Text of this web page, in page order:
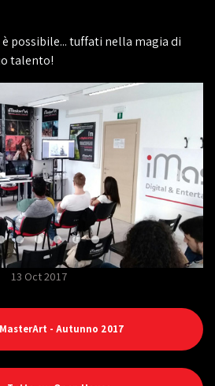
possibile... tuffati nella magia di
talento!
13 Oct 2017
- Autunno 2017